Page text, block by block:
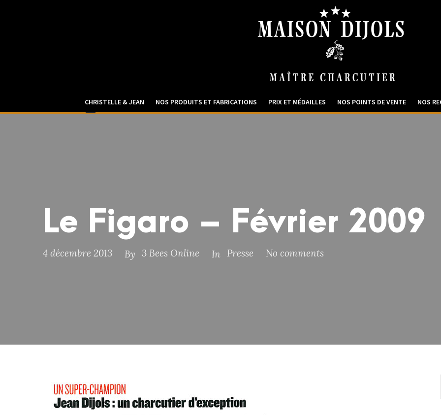
CHRISTELLE & JEAN NOS PRODUITS ET FABRICATIONS PRIX ET MÉDAILLES NOS POINTS DE VENTE NOS
Le Figaro – Février 2009
4 décembre 2013 By 3 Bees Online In Presse No comments